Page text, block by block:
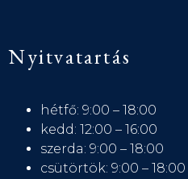
Nyitvatartás
hétfő: 9:00 – 18:00
kedd: 12:00 – 16:00
szerda: 9:00 – 18:00
csütörtök: 9:00 – 18:00